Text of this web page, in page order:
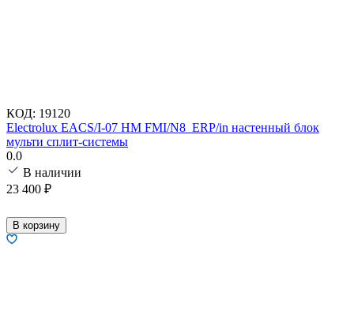
КОД: 19120
Electrolux EACS/I-07 HM FMI/N8_ERP/in настенный блок
мульти сплит-системы
0.0
В наличии
23 400 ₽
В корзину